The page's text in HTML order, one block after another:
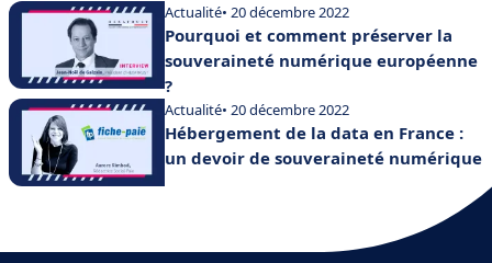
Actualité• 20 décembre 2022
Pourquoi et comment préserver la
souveraineté numérique européenne
?
Actualité• 20 décembre 2022
Hébergement de la data en France :
un devoir de souveraineté numérique